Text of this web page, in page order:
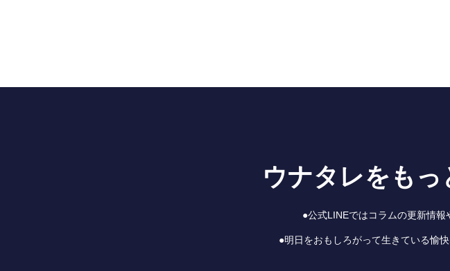
ウナタレをもっ
●公式LINEではコラムの更新情報
●明日をおもしろがって生きている愉